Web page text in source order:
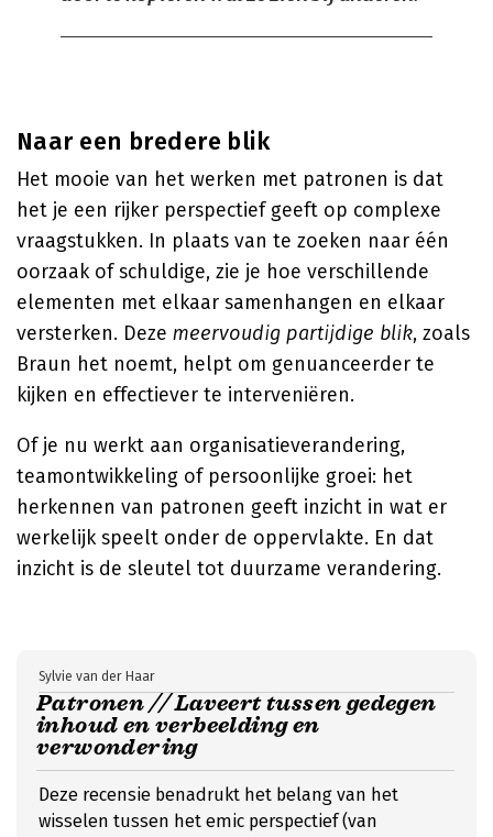
Naar een bredere blik
Het mooie van het werken met patronen is dat
het je een rijker perspectief geeft op complexe
vraagstukken. In plaats van te zoeken naar één
oorzaak of schuldige, zie je hoe verschillende
elementen met elkaar samenhangen en elkaar
versterken. Deze meervoudig partijdige blik, zoals
Braun het noemt, helpt om genuanceerder te
kijken en effectiever te interveniëren.
Of je nu werkt aan organisatieverandering,
teamontwikkeling of persoonlijke groei: het
herkennen van patronen geeft inzicht in wat er
werkelijk speelt onder de oppervlakte. En dat
inzicht is de sleutel tot duurzame verandering.
Patronen // Laveert tussen gedegen
inhoud en verbeelding en
verwondering
Sylvie van der Haar
Deze recensie benadrukt het belang van het
wisselen tussen het emic perspectief (van